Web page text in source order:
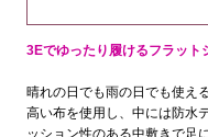
3Eでゆったり履けるフラット
晴れの日でも雨の日でも使え
高い布を使用し、中には防水
ッション性のある中敷きで足